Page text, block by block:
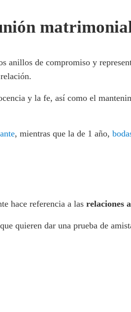
anillos de compromiso y
y la fe, así como el
, mientras que la de 1 año,
hace referencia a lasrelaciones
quieren dar una prueba de